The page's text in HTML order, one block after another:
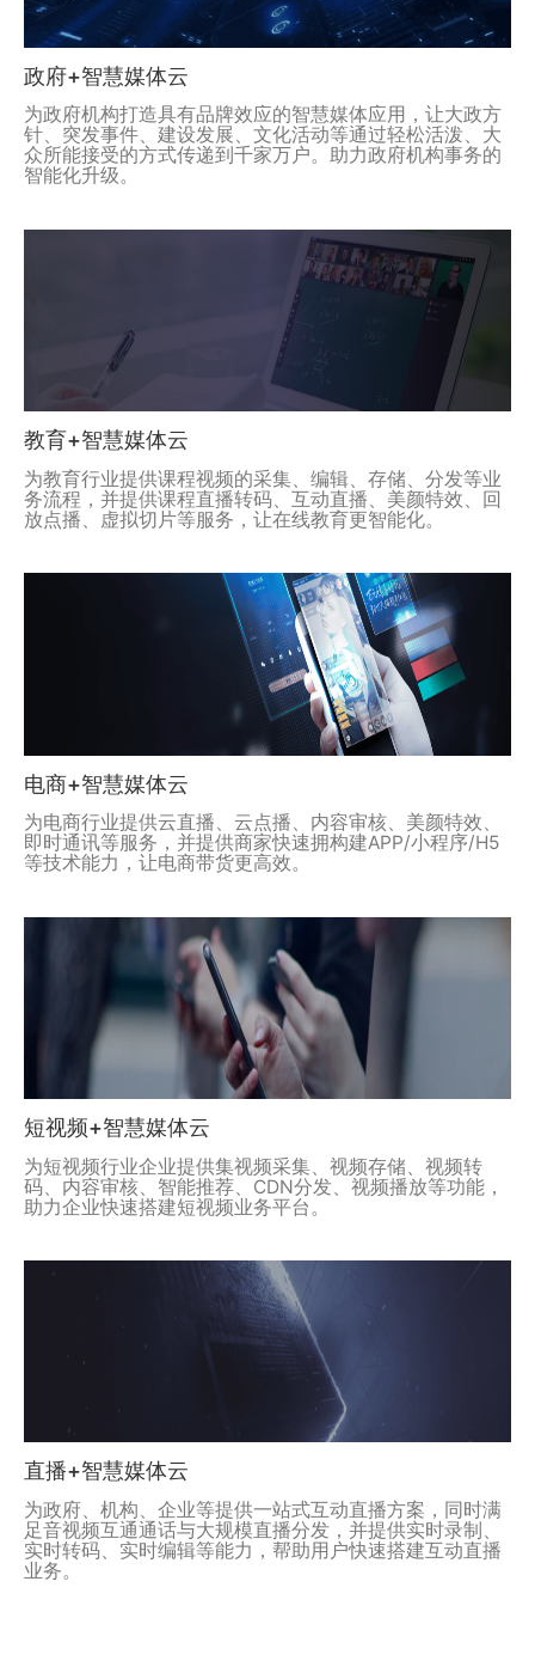
政府+智慧媒体云
为政府机构打造具有品牌效应的智慧媒体应用，让大政方
针、突发事件、建设发展、文化活动等通过轻松活泼、大
众所能接受的方式传递到千家万户。助力政府机构事务的
智能化升级。
教育+智慧媒体云
为教育行业提供课程视频的采集、编辑、存储、分发等业
务流程，并提供课程直播转码、互动直播、美颜特效、回
放点播、虚拟切片等服务，让在线教育更智能化。
电商+智慧媒体云
为电商行业提供云直播、云点播、内容审核、美颜特效、
即时通讯等服务，并提供商家快速拥构建APP/小程序/H5
等技术能力，让电商带货更高效。
短视频+智慧媒体云
为短视频行业企业提供集视频采集、视频存储、视频转
码、内容审核、智能推荐、CDN分发、视频播放等功能，
助力企业快速搭建短视频业务平台。
直播+智慧媒体云
为政府、机构、企业等提供一站式互动直播方案，同时满
足音视频互通通话与大规模直播分发，并提供实时录制、
实时转码、实时编辑等能力，帮助用户快速搭建互动直播
业务。